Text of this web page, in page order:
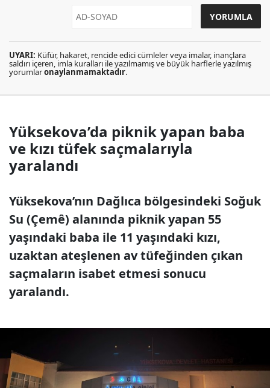
UYARI: Küfür, hakaret, rencide edici cümleler veya imalar, inançlara
saldırı içeren, imla kuralları ile yazılmamış ve büyük harflerle yazılmış
yorumlaronaylanmamaktadır.
Yüksekova’da piknik yapan baba
ve kızı tüfek saçmalarıyla
yaralandı
Yüksekova’nın Dağlıca bölgesindeki Soğuk
Su (Çemê) alanında piknik yapan 55
yaşındaki baba ile 11 yaşındaki kızı,
uzaktan ateşlenen av tüfeğinden çıkan
saçmaların isabet etmesi sonucu
yaralandı.